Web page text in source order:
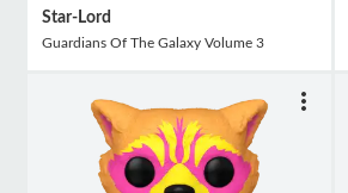
Star-Lord
Guardians Of The Galaxy Volume 3